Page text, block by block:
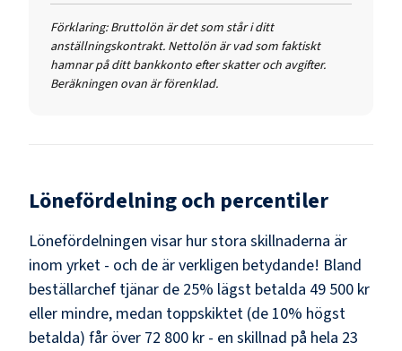
Förklaring: Bruttolön är det som står i ditt
anställningskontrakt. Nettolön är vad som faktiskt
hamnar på ditt bankkonto efter skatter och avgifter.
Beräkningen ovan är förenklad.
Lönefördelning och percentiler
Lönefördelningen visar hur stora skillnaderna är
inom yrket - och de är verkligen betydande! Bland
beställarchef tjänar de 25% lägst betalda 49 500 kr
eller mindre, medan toppskiktet (de 10% högst
betalda) får över 72 800 kr - en skillnad på hela 23